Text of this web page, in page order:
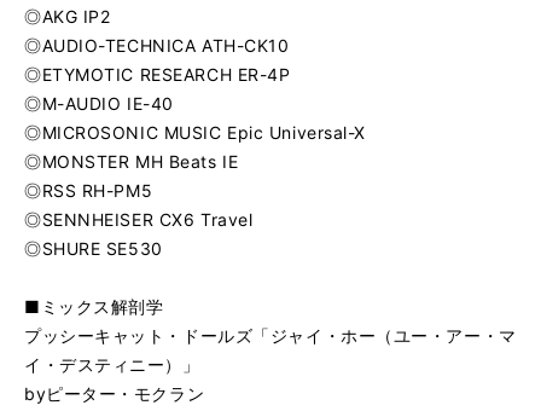
◎AKG IP2
◎AUDIO-TECHNICA ATH-CK10
◎ETYMOTIC RESEARCH ER-4P
◎M-AUDIO IE-40
◎MICROSONIC MUSIC Epic Universal-X
◎MONSTER MH Beats IE
◎RSS RH-PM5
◎SENNHEISER CX6 Travel
◎SHURE SE530
■ミックス解剖学
プッシーキャット・ドールズ「ジャイ・ホー（ユー・アー・マ
イ・デスティニー）」
byピーター・モクラン